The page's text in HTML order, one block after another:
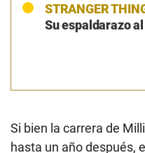
STRANGER
Su espaldarazo
Si bien la carrera de
hasta un año después,